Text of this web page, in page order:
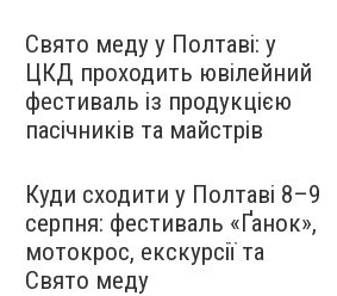
Свято меду у Полтаві: у
ЦКД проходить ювілейний
фестиваль із продукцією
пасічників та майстрів
Куди сходити у Полтаві 8–9
серпня: фестиваль «Ґанок»,
мотокрос, екскурсії та
Свято меду